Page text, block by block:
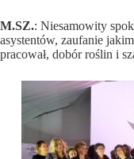
M.SZ.: Niesamowity
asystentów, zaufanie
pracował, dobór roślin i